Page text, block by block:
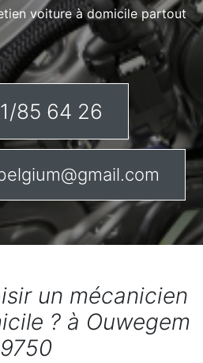
voiture à domicile partout
85 64 26
un mécanicien
? à Ouwegem
9750